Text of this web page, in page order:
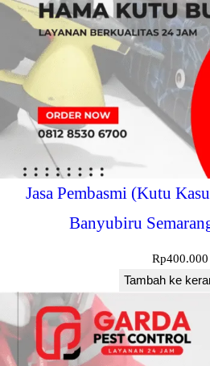
Jasa Pembasmi (Kutu
Banyubiru
Rp400.000
Tambah ke